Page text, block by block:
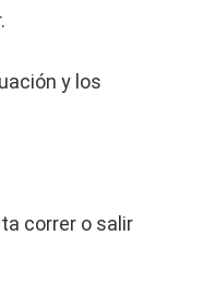
y los
correr o salir